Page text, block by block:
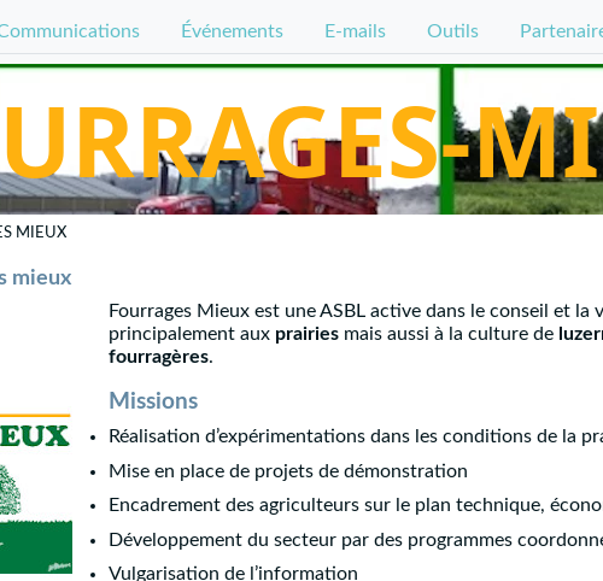
Événements E-mails Outils
MIEUX
mieux
Fourrages Mieux est une ASBL active dans le conseil et
principalement aux prairies mais aussi à la culture de
fourragères.
Missions
Réalisation d’expérimentations dans les conditions de la
Mise en place de projets de démonstration
Encadrement des agriculteurs sur le plan technique,
Développement du secteur par des programmes
Vulgarisation de l’information